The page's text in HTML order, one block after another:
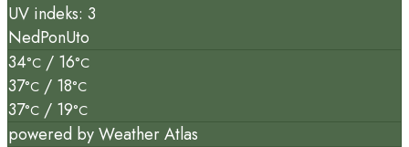
UV indeks: 3
NedPonUto
34°C / 16°C
37°C / 18°C
37°C / 19°C
powered byWeather Atlas